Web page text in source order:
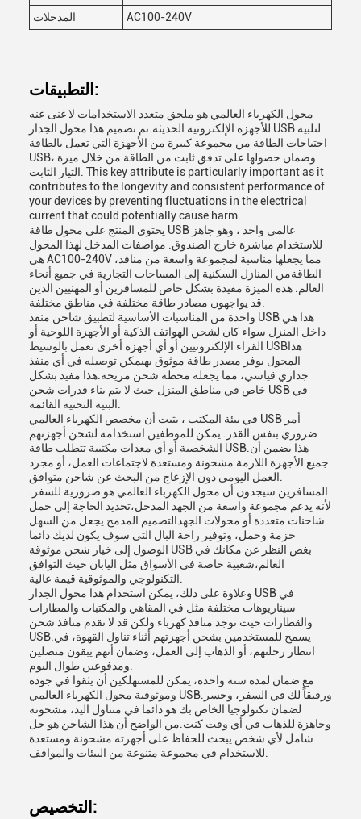
المدخلات
AC100-240V
التطبيقات:
محول الكهرباء العالمي هو ملحق متعدد الاستخدامات لا غنى عنه
للأجهزة الإلكترونية الحديثة.تم تصميم هذا محول الجدار USB لتلبية
احتياجات الطاقة من مجموعة كبيرة من الأجهزة التي تعمل بالطاقة
USB، وضمان حصولها على تدفق ثابت من الطاقة من خلال ميزة
التيار الثابت. This key attribute is particularly important as it
contributes to the longevity and consistent performance of
your devices by preventing fluctuations in the electrical
current that could potentially cause harm.
يحتوي المنتج على محول طاقة USB عالمي واحد ، وهو جاهز
للاستخدام مباشرة خارج الصندوق. مواصفات المدخل لهذا المحول
هي AC100-240V ،مما يجعلها مناسبة لمجموعة واسعة من منافذ
الطاقةمن المنازل السكنية إلى المساحات التجارية في جميع أنحاء
العالم. هذه الميزة مفيدة بشكل خاص للمسافرين أو المهنيين الذين
واحدة من المناسبات الأساسية لتطبيق شاحن منفذ USB هذا هي
داخل المنزل سواء كان لشحن الهواتف الذكية أو الأجهزة اللوحية أو
القراء الإلكترونيين أو أي أجهزة أخرى تعمل بالوسيط USBهذا
المحول يوفر مصدر طاقة موثوق بهيمكن توصيله في أي منفذ
جداري قياسي، مما يجعله محطة شحن مريحة.هذا مفيد بشكل
خاص في مناطق المنزل حيث لا يتم بناء قدرات شحن USB في
في بيئة المكتب ، يثبت أن مخصص الكهرباء العالمي USB أمر
ضروري بنفس القدر. يمكن للموظفين استخدامه لشحن أجهزتهم
الشخصية أو أي معدات مكتبية تتطلب طاقة USB.هذا يضمن أن
جميع الأجهزة اللازمة مشحونة ومستعدة لاجتماعات العمل، أو مجرد
المسافرين سيجدون أن محول الكهرباء العالمي هو ضرورية للسفر.
لأنه يدعم مجموعة واسعة من الجهد المدخل،تحديد الحاجة إلى حمل
شاحنات متعددة أو محولات الجهدالتصميم المدمج يجعل من السهل
حزمة وحمل، وتوفير راحة البال التي سوف يكون لديك دائما
الوصول إلى خيار شحن موثوقة USB بغض النظر عن مكانك في
العالم،شعبية خاصة في الأسواق مثل اليابان حيث التوافق
وعلاوة على ذلك، يمكن استخدام هذا محول الجدار USB في
سيناريوهات مختلفة مثل في المقاهي والمكتبات والمطارات
والقطارات حيث توجد منافذ كهرباء ولكن قد لا تقدم منافذ شحن
USB.يسمح للمستخدمين بشحن أجهزتهم أثناء تناول القهوة، في
انتظار رحلتهم، أو الذهاب إلى العمل، وضمان أنهم يبقون متصلين
مع ضمان لمدة سنة واحدة، يمكن للمستهلكين أن يثقوا في جودة
وموثوقية محول الكهرباء العالمي USB.ورفيقاً لك في السفر، وجسر
لضمان تكنولوجيا الخاص بك هو دائما في متناول اليد، مشحونة
وجاهزة للذهاب في أي وقت كنت.من الواضح أن هذا الشاحن هو حل
شامل لأي شخص يبحث للحفاظ على أجهزته مشحونة ومستعدة
التخصيص: